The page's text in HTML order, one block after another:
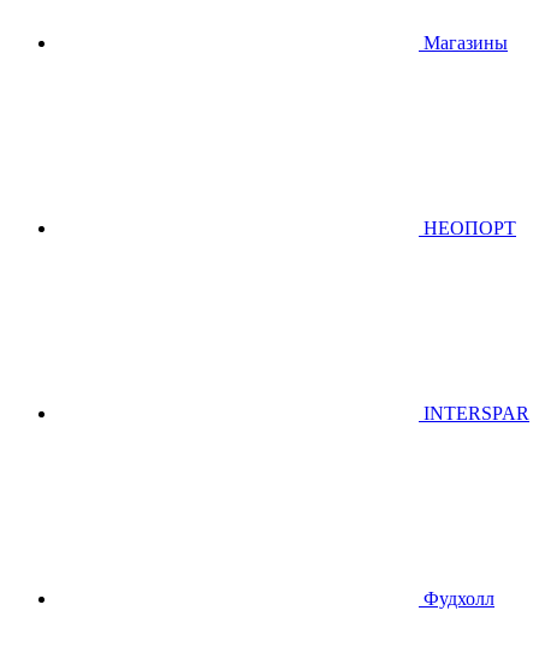
Магазины
НЕОПОРТ
INTERSPAR
Фудхолл